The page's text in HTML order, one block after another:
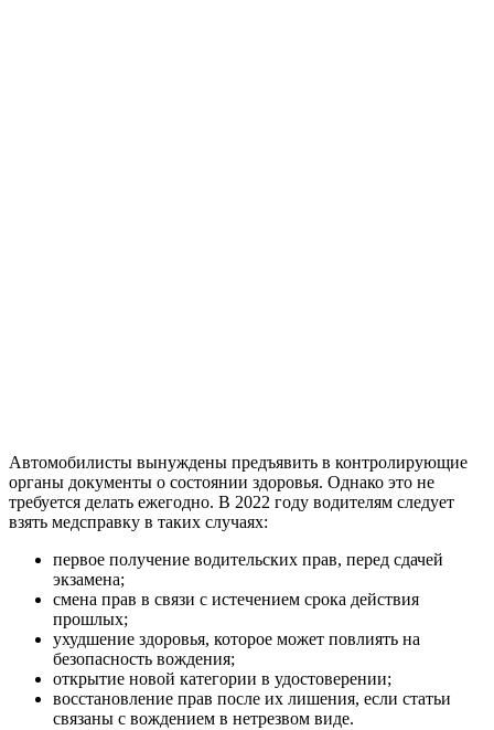
Автомобилисты вынуждены предъявить в контролирующие
органы документы о состоянии здоровья. Однако это не
требуется делать ежегодно. В 2022 году водителям следует
взять медсправку в таких случаях:
первое получение водительских прав, перед сдачей
экзамена;
смена прав в связи с истечением срока действия
прошлых;
ухудшение здоровья, которое может повлиять на
безопасность вождения;
открытие новой категории в удостоверении;
восстановление прав после их лишения, если статьи
связаны с вождением в нетрезвом виде.